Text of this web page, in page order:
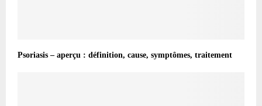
Psoriasis – aperçu : définition, cause, symptômes, traitement